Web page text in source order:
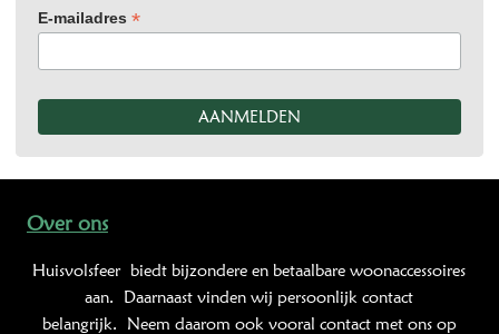
E-mailadres *
Over ons
Huisvolsfeer biedt bijzondere en betaalbare woonaccessoires
aan. Daarnaast vinden wij persoonlijk contact
belangrijk. Neem daarom ook vooral contact met ons op